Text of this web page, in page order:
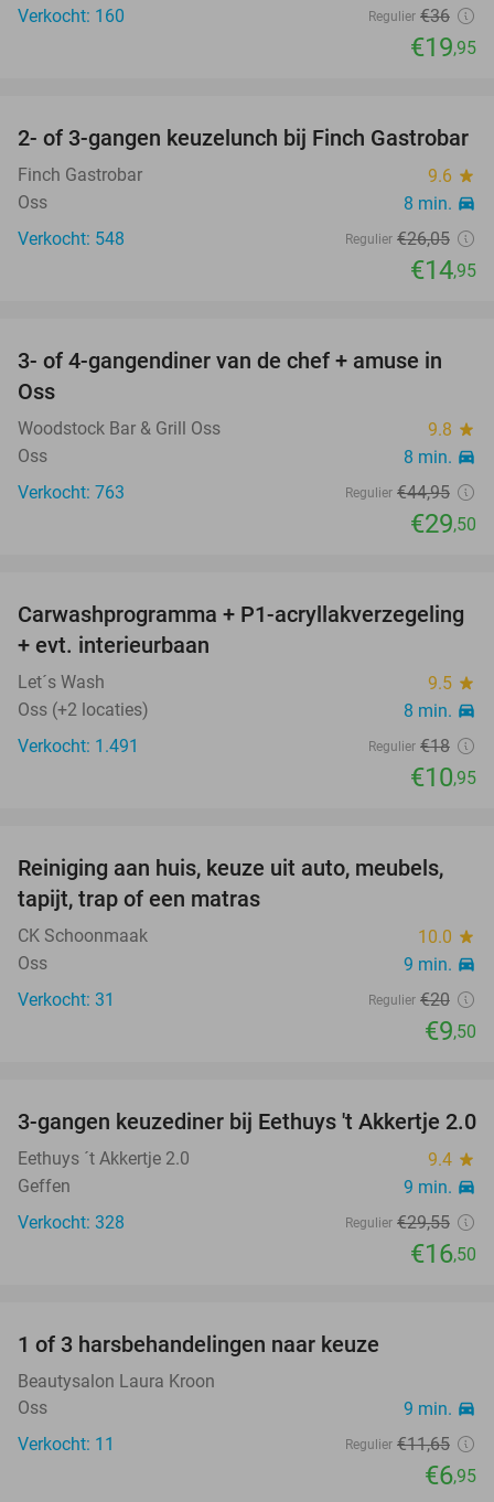
Verkocht: 160 Regulier €36
€19,95
43%
2- of 3-gangen keuzelunch bij Finch Gastrobar
Finch Gastrobar 9.6 star
Oss 8 min. directions_car
Verkocht: 548 Regulier €26,05
€14,95
34%
3- of 4-gangendiner van de chef + amuse in
Oss
Woodstock Bar & Grill Oss 9.8 star
Oss 8 min. directions_car
Verkocht: 763 Regulier €44,95
€29,50
39%
Carwashprogramma + P1-acryllakverzegeling
+ evt. interieurbaan
Let´s Wash 9.5 star
Oss (+2 locaties) 8 min. directions_car
Verkocht: 1.491 Regulier €18
€10,95
53%
Reiniging aan huis, keuze uit auto, meubels,
tapijt, trap of een matras
CK Schoonmaak 10.0 star
Oss 9 min. directions_car
Verkocht: 31 Regulier €20
€9,50
44%
3-gangen keuzediner bij Eethuys 't Akkertje 2.0
Eethuys ´t Akkertje 2.0 9.4 star
Geffen 9 min. directions_car
Verkocht: 328 Regulier €29,55
€16,50
1 of 3 harsbehandelingen naar keuze
Beautysalon Laura Kroon
Oss
9 min. directions_car
Verkocht: 11 Regulier €11,65
€6,95